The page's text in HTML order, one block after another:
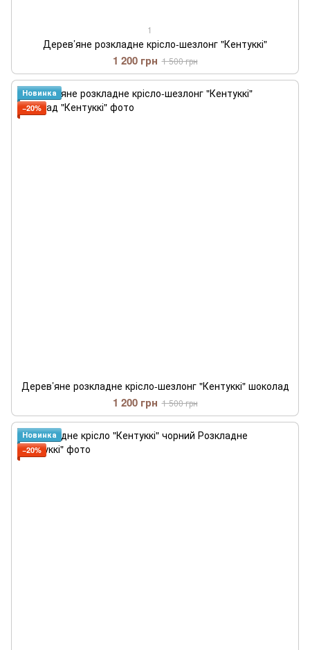
1
Дерев’яне розкладне крісло-шезлонг "Кентуккі"
1 200 грн 1 500 грн
Новинка
−20%
Дерев’яне розкладне крісло-шезлонг "Кентуккі" шоколад
1 200 грн 1 500 грн
Новинка
−20%